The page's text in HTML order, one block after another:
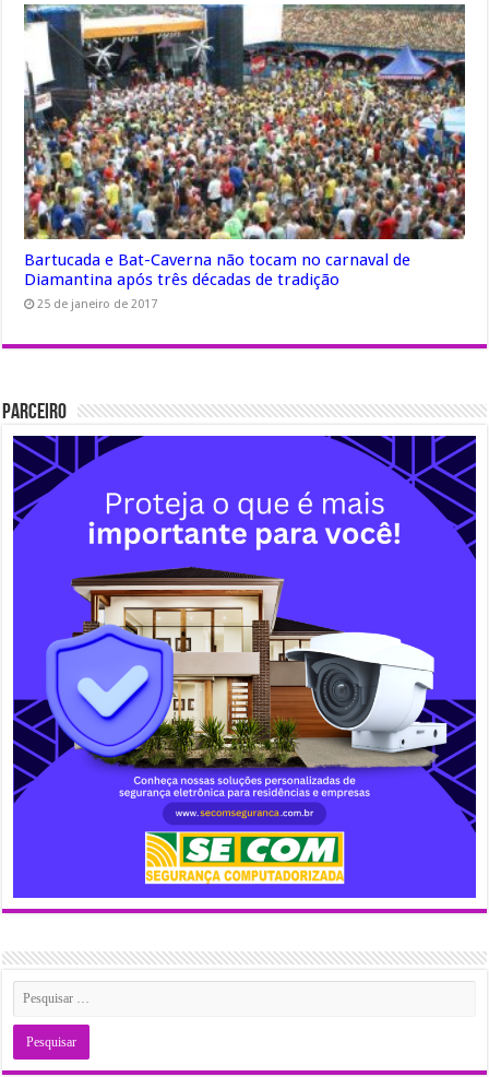
Bartucada e Bat-Caverna não tocam no carnaval de
Diamantina após três décadas de tradição
25 de janeiro de 2017
Parceiro